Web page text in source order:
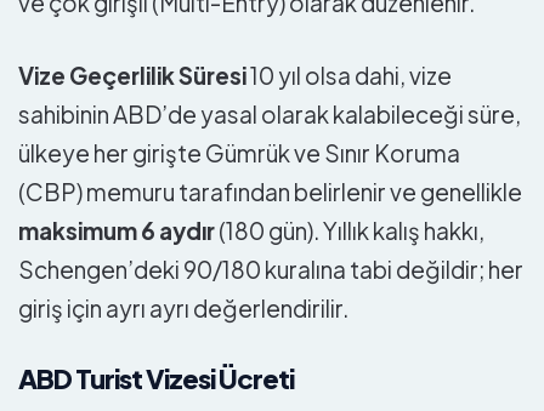
Vize Geçerlilik Süresi10 yıl olsa dahi, vize
sahibinin ABD’de yasal olarak kalabileceği süre,
ülkeye her girişte Gümrük ve Sınır Koruma
(CBP) memuru tarafından belirlenir ve genellikle
maksimum 6 aydır(180 gün). Yıllık kalış hakkı,
Schengen’deki 90/180 kuralına tabi değildir; her
giriş için ayrı ayrı değerlendirilir.
ABD Turist Vizesi Ücreti